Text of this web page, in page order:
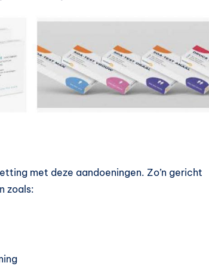
met deze aandoeningen. Zo’n gericht
zoals: